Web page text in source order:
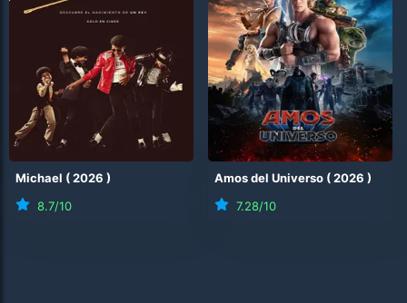
Michael (2026 )
8.7/10
Amos del Universo (2026 )
7.28/10